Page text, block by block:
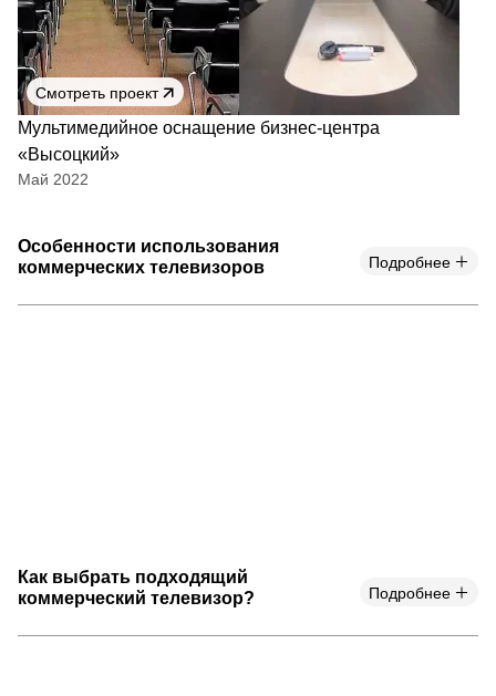
Смотреть проект
Мультимедийное оснащение бизнес-центра
«Высоцкий»
Май 2022
Особенности использования
коммерческих телевизоров
Подробнее
Как выбрать подходящий
коммерческий телевизор?
Подробнее